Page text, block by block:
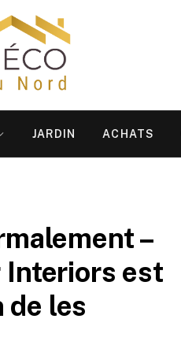
JARDIN ACHATS
–
Interiors est
de les